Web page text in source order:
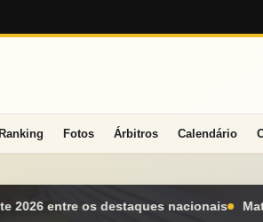
Ranking Fotos Árbitros Calendário
Mato Grosso do Sul conquista seis